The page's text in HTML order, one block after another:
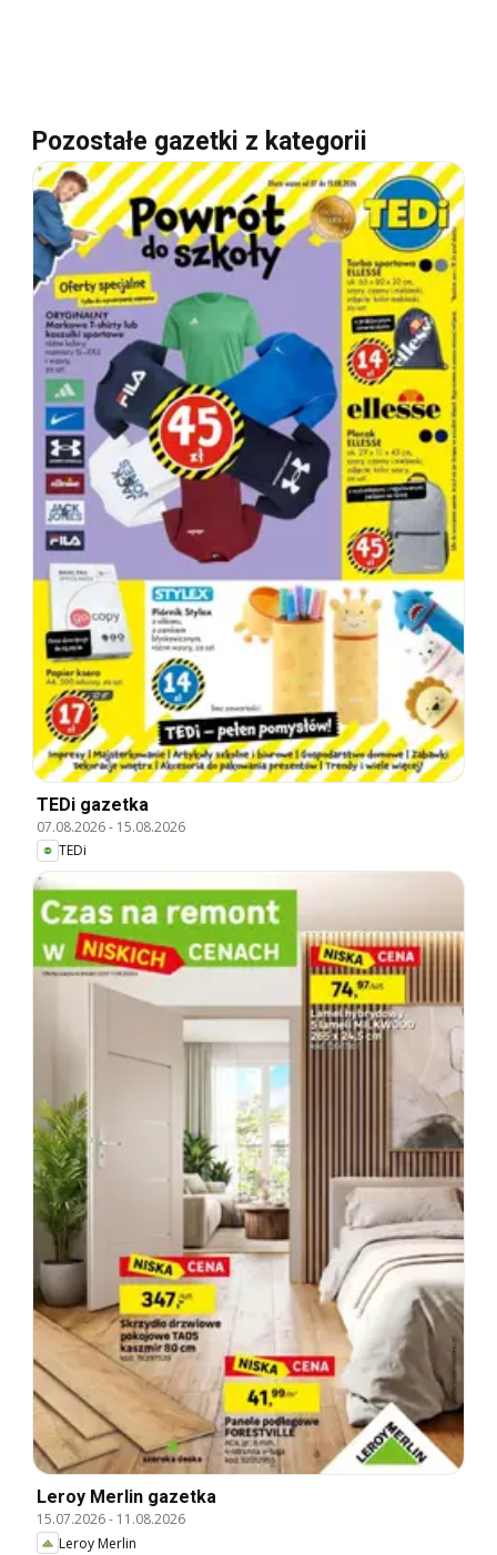
Pozostałe gazetki z kategorii
TEDi gazetka
07.08.2026- 15.08.2026
TEDi
Leroy Merlin gazetka
15.07.2026- 11.08.2026
Leroy Merlin